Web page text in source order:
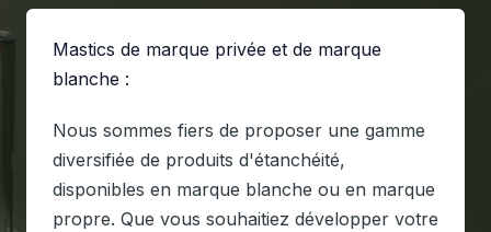
Mastics de marque privée et de marque
blanche :
Nous sommes fiers de proposer une gamme
diversifiée de produits d'étanchéité,
disponibles en marque blanche ou en marque
propre. Que vous souhaitiez développer votre